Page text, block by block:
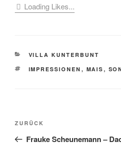
Loading Likes...
KATEGORIEN
VILLA KUNTERBUNT
SCHLAGWÖRTER
IMPRESSIONEN , MAIS ,
Beitragsnavigation
Vorheriger
Beitrag
ZURÜCK
Frauke Scheunemann –